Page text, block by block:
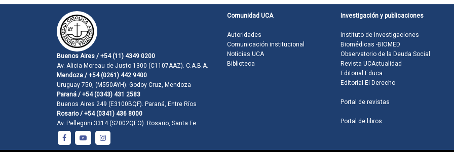
Buenos Aires / +54 (11) 4349 0200
Av. Alicia Moreau de Justo 1300 (C1107AAZ). C.A.B.A.
Mendoza / +54 (0261) 442 9400
Uruguay 750, (M550AYH). Godoy Cruz, Mendoza
Paraná / +54 (0343) 431 2583
Buenos Aires 249 (E3100BQF). Paraná, Entre Ríos
Rosario / +54 (0341) 436 8000
Av. Pellegrini 3314 (S2002QEO). Rosario, Santa Fe
Comunidad UCA
Autoridades
Comunicación institucional
Noticias UCA
Biblioteca
Investigación y publicaciones
Instituto de Investigaciones
Biomédicas -BIOMED
Observatorio de la Deuda Social
Revista UCActualidad
Editorial Educa
Editorial El Derecho
Portal de revistas
Portal de libros